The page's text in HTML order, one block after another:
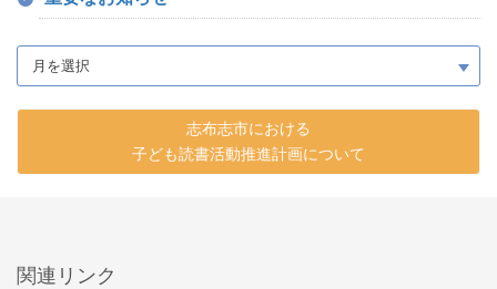
志布志市における
子ども読書活動推進計画について
関連リンク